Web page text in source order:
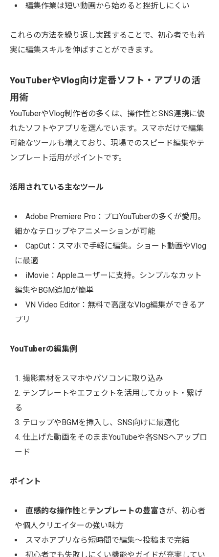
編集作業は短い動画から始めると挫折しにくい
これらの方法を繰り返し実践することで、初心者でも着
実に編集スキルを伸ばすことができます。
YouTuberやVlog向け定番ソフト・アプリの活
用術
YouTuberやVlog制作者の多くは、操作性とSNS連携に優
れたソフトやアプリを選んでいます。スマホだけで編集
可能なツールも増えており、現場でのスピード編集やテ
ンプレート活用がポイントです。
活用されている主なツール
Adobe Premiere Pro：プロYouTuberの多くが愛用。
細かなテロップやアニメーションが可能
CapCut：スマホで手軽に編集。ショート動画やVlog
に最適
iMovie：Appleユーザーに支持。シンプルなカット
編集やBGM追加が簡単
VN Video Editor：無料で高度なVlog編集ができるア
プリ
YouTuberの編集例
撮影素材をスマホやパソコンに取り込み
テンプレートやエフェクトを活用してカット・繋げ
る
テロップやBGMを挿入し、SNS向けに最適化
仕上げた動画をそのままYouTubeや各SNSへアップロ
ード
ポイント
直感的な操作性と テンプレートの豊富さが、初心者
や個人クリエイターの強い味方
スマホアプリなら短時間で編集～投稿まで完結
初心者でも失敗しにくい機能やガイドが充実してい